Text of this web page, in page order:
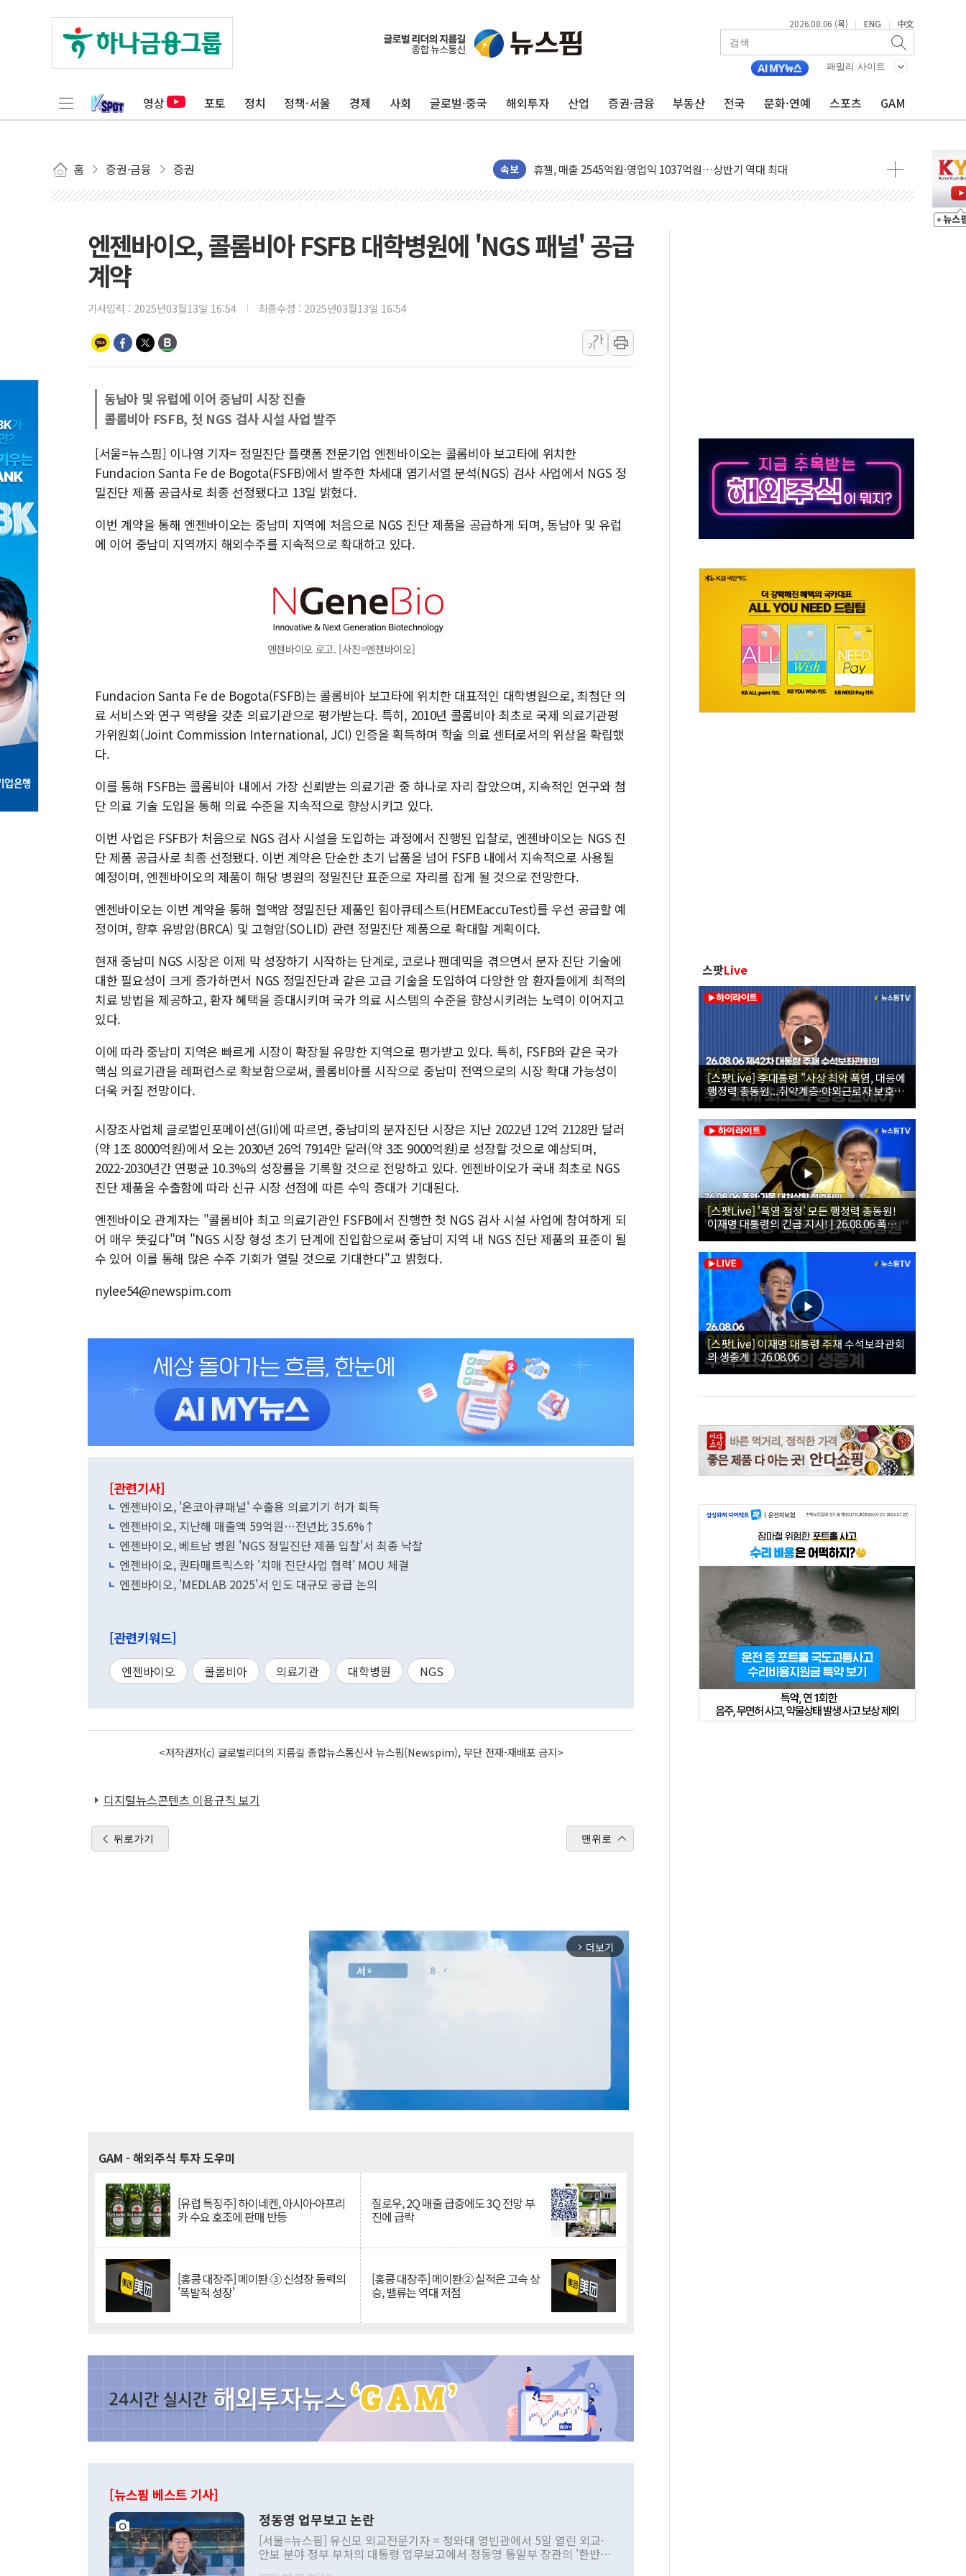
2026.08.06 (목) | ENG | 中文
패밀리 사이트
영상 포토 정치 정책·서울 경제 사회 글로벌·중국 해외투자 산업 증권·금융 부동산 전국 문화·연예 스포츠 GAM
홈 증권·금융 증권 속보
[단독] "입주민 갑질 아니다"…원주 A아파트 '입주민 3인방' 정면 반박
뉴인텍, 하반기 '전력용 커패시터' 사업 확대
듀오백 정관영 대표, 자사주 추가 매입
휴젤, 매출 2545억원·영업익 1037억원…상반기 역대 최대
포스코, 희귀가스 사업 항공우주·방산으로 넓힌다
경북도·대구시 '2차 공공기관 이전' 대응 '맞손'
서울 아파트값 0.26%↑…상승폭 커졌지만 고가주택 밀집된 강남·서초 둔화
초박빙 경선에 친명계 '추가 투표' 요구...친청계 응집력 '희석' 전략 통할까
구리시 입주업종 확대…'현대 테라타워 구리갈매' 공급
日, 아키타에 일본 최대 규모의 AI 데이터센터 건설 추진
[종합] 李대통령 "취약계층 안부에 AI 활용…이주노동자 폭염 방치, 국격 훼손"
엔젠바이오, 콜롬비아 FSFB 대학병원에 'NGS 패널' 공급
계약
기사입력 : 2025년03월13일 16:54 최종수정 : 2025년03월13일 16:54
가
가
동남아 및 유럽에 이어 중남미 시장 진출
콜롬비아 FSFB, 첫 NGS 검사 시설 사업 발주
[서울=뉴스핌] 이나영 기자= 정밀진단 플랫폼 전문기업 엔젠바이오는 콜롬비아 보고타에 위치한
Fundacion Santa Fe de Bogota(FSFB)에서 발주한 차세대 염기서열 분석(NGS) 검사 사업에서 NGS 정
밀진단 제품 공급사로 최종 선정됐다고 13일 밝혔다.
이번 계약을 통해 엔젠바이오는 중남미 지역에 처음으로 NGS 진단 제품을 공급하게 되며, 동남아 및 유럽
에 이어 중남미 지역까지 해외수주를 지속적으로 확대하고 있다.
엔젠바이오 로고. [사진=엔젠바이오]
Fundacion Santa Fe de Bogota(FSFB)는 콜롬비아 보고타에 위치한 대표적인 대학병원으로, 최첨단 의
료 서비스와 연구 역량을 갖춘 의료기관으로 평가받는다. 특히, 2010년 콜롬비아 최초로 국제 의료기관평
가위원회(Joint Commission International, JCI) 인증을 획득하며 학술 의료 센터로서의 위상을 확립했
다.
이를 통해 FSFB는 콜롬비아 내에서 가장 신뢰받는 의료기관 중 하나로 자리 잡았으며, 지속적인 연구와 첨
단 의료 기술 도입을 통해 의료 수준을 지속적으로 향상시키고 있다.
이번 사업은 FSFB가 처음으로 NGS 검사 시설을 도입하는 과정에서 진행된 입찰로, 엔젠바이오는 NGS 진
단 제품 공급사로 최종 선정됐다. 이번 계약은 단순한 초기 납품을 넘어 FSFB 내에서 지속적으로 사용될
예정이며, 엔젠바이오의 제품이 해당 병원의 정밀진단 표준으로 자리를 잡게 될 것으로 전망한다.
엔젠바이오는 이번 계약을 통해 혈액암 정밀진단 제품인 힘아큐테스트(HEMEaccuTest)를 우선 공급할 예
정이며, 향후 유방암(BRCA) 및 고형암(SOLID) 관련 정밀진단 제품으로 확대할 계획이다.
현재 중남미 NGS 시장은 이제 막 성장하기 시작하는 단계로, 코로나 팬데믹을 겪으면서 분자 진단 기술에
대한 필요성이 크게 증가하면서 NGS 정밀진단과 같은 고급 기술을 도입하여 다양한 암 환자들에게 최적의
치료 방법을 제공하고, 환자 혜택을 증대시키며 국가 의료 시스템의 수준을 향상시키려는 노력이 이어지고
있다.
이에 따라 중남미 지역은 빠르게 시장이 확장될 유망한 지역으로 평가받고 있다. 특히, FSFB와 같은 국가
핵심 의료기관을 레퍼런스로 확보함으로써, 콜롬비아를 시작으로 중남미 전역으로의 시장 확대 가능성이
더욱 커질 전망이다.
시장조사업체 글로벌인포메이션(GII)에 따르면, 중남미의 분자진단 시장은 지난 2022년 12억 2128만 달러
(약 1조 8000억원)에서 오는 2030년 26억 7914만 달러(약 3조 9000억원)로 성장할 것으로 예상되며,
2022-2030년간 연평균 10.3%의 성장률을 기록할 것으로 전망하고 있다. 엔젠바이오가 국내 최초로 NGS
진단 제품을 수출함에 따라 신규 시장 선점에 따른 수익 증대가 기대된다.
엔젠바이오 관계자는 "콜롬비아 최고 의료기관인 FSFB에서 진행한 첫 NGS 검사 시설 사업에 참여하게 되
어 매우 뜻깊다"며 "NGS 시장 형성 초기 단계에 진입함으로써 중남미 지역 내 NGS 진단 제품의 표준이 될
수 있어 이를 통해 많은 수주 기회가 열릴 것으로 기대한다"고 밝혔다.
nylee54@newspim.com
[관련기사]
엔젠바이오, '온코아큐패널' 수출용 의료기기 허가 획득
엔젠바이오, 지난해 매출액 59억원…전년比 35.6%↑
엔젠바이오, 베트남 병원 'NGS 정밀진단 제품 입찰'서 최종 낙찰
엔젠바이오, 퀀타매트릭스와 '치매 진단사업 협력' MOU 체결
엔젠바이오, 'MEDLAB 2025'서 인도 대규모 공급 논의
[관련키워드]
엔젠바이오 콜롬비아 의료기관 대학병원 NGS
<저작권자(c) 글로벌리더의 지름길 종합뉴스통신사 뉴스핌(Newspim), 무단 전재-재배포 금지>
디지털뉴스콘텐츠 이용규칙 보기
뒤로가기 맨위로
arrow_forward_ios 더보기
GAM - 해외주식 투자 도우미
[유럽 특징주] 하이네켄, 아시아·아프리
카 수요 호조에 판매 반등
질로우, 2Q 매출 급증에도 3Q 전망 부
진에 급락
[홍콩 대장주] 메이퇀 ③ 신성장 동력의
'폭발적 성장'
[홍콩 대장주] 메이퇀② 실적은 고속 상
승, 밸류는 역대 저점
[뉴스핌 베스트 기사]
정동영 업무보고 논란
[서울=뉴스핌] 유신모 외교전문기자 = 청와대 영빈관에서 5일 열린 외교·
안보 분야 정부 부처의 대통령 업무보고에서 정동영 통일부 장관의 '한반도
스팟Live
[스팟Live] 李대통령 "사상 최악 폭염, 대응에
행정력 총동원...취약계층·야외근로자 보호에
힘써야"｜26.08.06 제42차 대통령 주재 수석
보좌관회의
[스팟Live] '폭염 절정' 모든 행정력 총동원!
이재명 대통령의 긴급 지시! | 26.08.06 폭염•
가뭄 대처상황 점검회의
[스팟Live] 이재명 대통령 주재 수석보좌관회
의 생중계｜26.08.06